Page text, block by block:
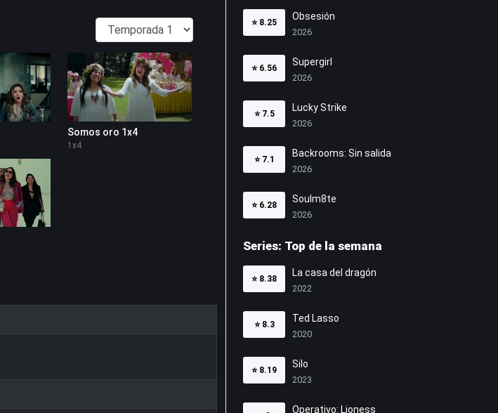
Somos oro 1x4
1 x4
⭐ 8.25
Obsesión
2026
⭐ 6.56
Supergirl
2026
⭐ 7.5
Lucky Strike
2026
⭐ 7.1
Backrooms: Sin salida
2026
⭐ 6.28
Soulm8te
2026
Series: Top de la semana
⭐ 8.38
La casa del dragón
2022
⭐ 8.3
Ted Lasso
2020
⭐ 8.19
Silo
2023
Operativo: Lioness